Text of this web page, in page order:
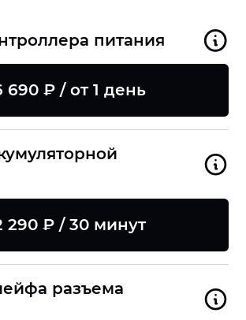
питания
690 ₽ / от 1 день
290 ₽ / 30 минут
разъема